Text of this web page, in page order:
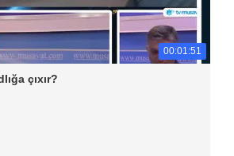
00:01:51
çıxır?